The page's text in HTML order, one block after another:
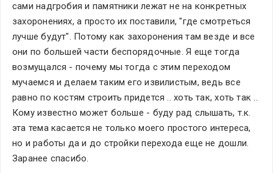
сами надгробия и памятники лежат не на конкретных
захоронениях, а просто их поставили, "где смотреться
лучше будут". Потому как захоронения там везде и все
они по большей части беспорядочные. Я еще тогда
возмущался - почему мы тогда с этим переходом
мучаемся и делаем таким его извилистым, ведь все
равно по костям строить придется .. хоть так, хоть так ..
Кому известно может больше - буду рад слышать, т.к.
эта тема касается не только моего простого интереса,
но и работы да и до стройки перехода еще не дошли.
Заранее спасибо.